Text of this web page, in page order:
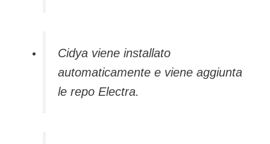
Cidya viene installato
automaticamente e viene aggiunta
le repo Electra.